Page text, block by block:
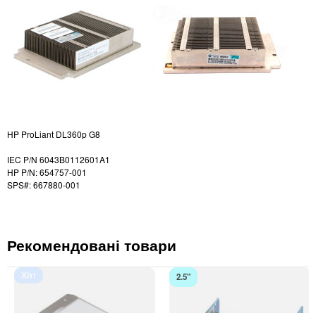
HP ProLiant DL360p G8
IEC P/N 6043B0112601A1
HP P/N: 654757-001
SPS#: 667880-001
Рекомендовані товари
Хіт! 2.5"